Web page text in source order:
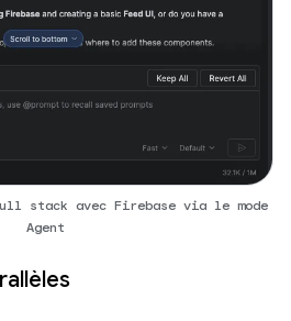
stack avec Firebase via le mode
Agent